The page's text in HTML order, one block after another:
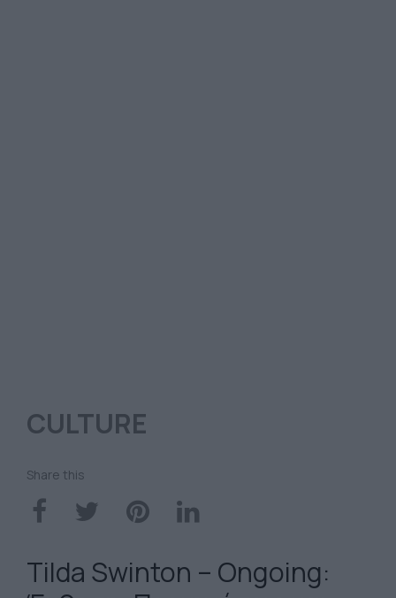
CULTURE
Share this
Tilda Swinton – Ongoing: